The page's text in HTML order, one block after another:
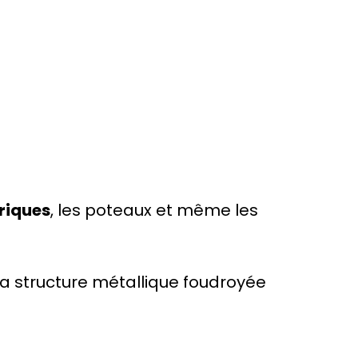
, les poteaux et même les
structure métallique foudroyée